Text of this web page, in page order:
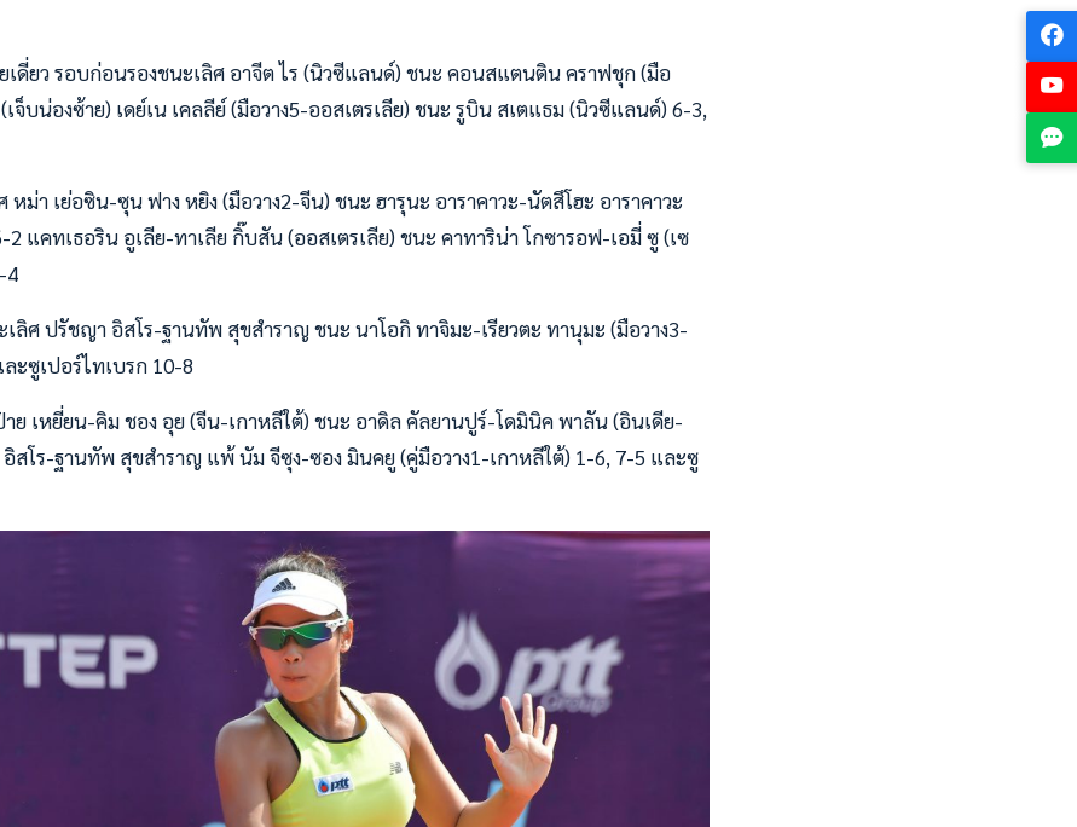
เดี่ยว รอบก่อนรองชนะเลิศ อาจีต ไร (นิวซีแลนด์) ชนะ คอนสแตนติน คราฟชุก (มือ
เจ็บน่องซ้าย) เดย์เน เคลลีย์ (มือวาง5-ออสเตรเลีย) ชนะ รูบิน สเตแธม (นิวซีแลนด์) 6-3,
ม่า เย่อซิน-ซุน ฟาง หยิง (มือวาง2-จีน) ชนะ ฮารุนะ อาราคาวะ-นัตสึโฮะ อาราคาวะ
แคทเธอริน อูเลีย-ทาเลีย กิ๊บสัน (ออสเตรเลีย) ชนะ คาทาริน่า โกซารอฟ-เอมี่ ซู (เซ
4
ลิศ ปรัชญา อิสโร-ฐานทัพ สุขสำราญ ชนะ นาโอกิ ทาจิมะ-เรียวตะ ทานุมะ (มือวาง3-
ะซูเปอร์ไทเบรก 10-8
ย เหยี่ยน-คิม ชอง อุย (จีน-เกาหลีใต้) ชนะ อาดิล คัลยานปูร์-โดมินิค พาลัน (อินเดีย-
สโร-ฐานทัพ สุขสำราญ แพ้ นัม จีซุง-ซอง มินคยู (คู่มือวาง1-เกาหลีใต้) 1-6, 7-5 และซู